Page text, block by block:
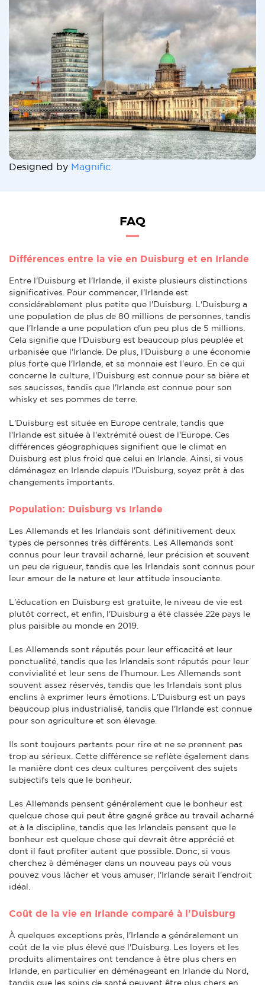
Designed by Magnific
FAQ
Différences entre la vie en Duisburg et en Irlande
Entre l'Duisburg et l'Irlande, il existe plusieurs distinctions
significatives. Pour commencer, l'Irlande est
considérablement plus petite que l'Duisburg. L'Duisburg a
une population de plus de 80 millions de personnes, tandis
que l'Irlande a une population d'un peu plus de 5 millions.
Cela signifie que l'Duisburg est beaucoup plus peuplée et
urbanisée que l'Irlande. De plus, l'Duisburg a une économie
plus forte que l'Irlande, et sa monnaie est l'euro. En ce qui
concerne la culture, l'Duisburg est connue pour sa bière et
ses saucisses, tandis que l'Irlande est connue pour son
whisky et ses pommes de terre.
L'Duisburg est située en Europe centrale, tandis que
l'Irlande est située à l'extrémité ouest de l'Europe. Ces
différences géographiques signifient que le climat en
Duisburg est plus froid que celui en Irlande. Ainsi, si vous
déménagez en Irlande depuis l'Duisburg, soyez prêt à des
changements importants.
Population: Duisburg vs Irlande
Les Allemands et les Irlandais sont définitivement deux
types de personnes très différents. Les Allemands sont
connus pour leur travail acharné, leur précision et souvent
un peu de rigueur, tandis que les Irlandais sont connus pour
leur amour de la nature et leur attitude insouciante.
L'éducation en Duisburg est gratuite, le niveau de vie est
plutôt correct, et enfin, l'Duisburg a été classée 22e pays le
plus paisible au monde en 2019.
Les Allemands sont réputés pour leur efficacité et leur
ponctualité, tandis que les Irlandais sont réputés pour leur
convivialité et leur sens de l'humour. Les Allemands sont
souvent assez réservés, tandis que les Irlandais sont plus
enclins à exprimer leurs émotions. L'Duisburg est un pays
beaucoup plus industrialisé, tandis que l'Irlande est connue
pour son agriculture et son élevage.
Ils sont toujours partants pour rire et ne se prennent pas
trop au sérieux. Cette différence se reflète également dans
la manière dont ces deux cultures perçoivent des sujets
subjectifs tels que le bonheur.
Les Allemands pensent généralement que le bonheur est
quelque chose qui peut être gagné grâce au travail acharné
et à la discipline, tandis que les Irlandais pensent que le
bonheur est quelque chose qui devrait être apprécié et
dont il faut profiter autant que possible. Donc, si vous
cherchez à déménager dans un nouveau pays où vous
pouvez vous lâcher et vous amuser, l'Irlande serait l'endroit
idéal.
Coût de la vie en Irlande comparé à l'Duisburg
À quelques exceptions près, l'Irlande a généralement un
coût de la vie plus élevé que l'Duisburg. Les loyers et les
produits alimentaires ont tendance à être plus chers en
Irlande, en particulier en déménageant en Irlande du Nord,
tandis que les soins de santé peuvent être plus chers en